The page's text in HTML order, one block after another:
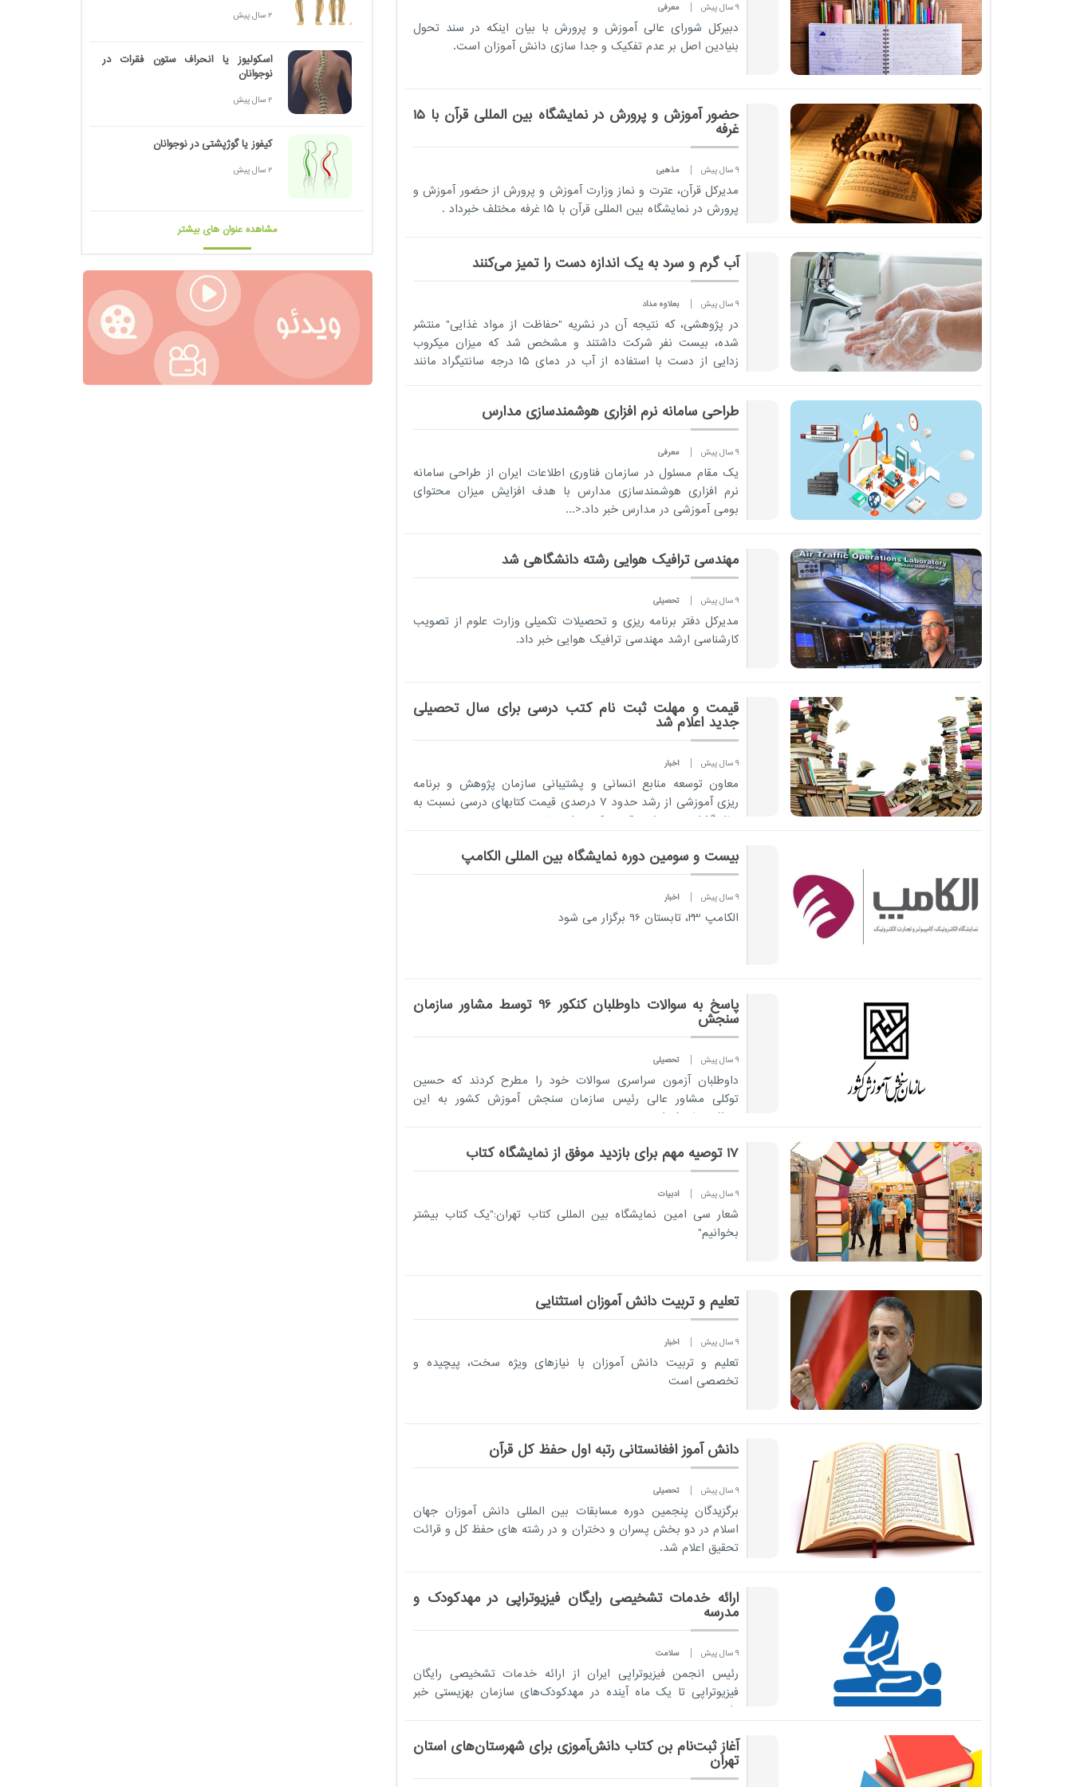
9 سال پیش معرفی
دبیركل شورای عالی آموزش و پرورش با بیان اینكه در سند تحول
بنیادین اصل بر عدم تفكیک و جدا سازی دانش آموزان است.
حضور آموزش و پرورش در نمايشگاه بين المللی قرآن با 15
غرفه
9 سال پیش مذهبی
مديركل قرآن، عترت و نماز وزارت آموزش و پرورش از حضور آموزش و
پرورش در نمايشگاه بين المللی قرآن با 15 غرفه مختلف خبرداد .
آب گرم و سرد به یک اندازه دست را تمیز می‌کنند
9 سال پیش بعلاوه مداد
در پژوهشی، که نتیجه آن در نشریه "حفاظت از مواد غذایی" منتشر
شده، بیست نفر شرکت داشتند و مشخص شد که میزان میکروب
زدایی از دست با استفاده از آب در دمای ١٥ درجه سانتیگراد مانند
طراحی سامانه نرم افزاری هوشمندسازی مدارس
9 سال پیش معرفی
یک مقام مسئول در سازمان فناوری اطلاعات ایران از طراحی سامانه
نرم افزاری هوشمندسازی مدارس با هدف افزایش میزان محتوای
بومی آموزشی در مدارس خبر داد.<...
مهندسی ترافیک هوایی رشته دانشگاهی شد
9 سال پیش تحصیلی
مدیرکل دفتر برنامه ریزی و تحصیلات تکمیلی وزارت علوم از تصویب
کارشناسی ارشد مهندسی ترافیک هوایی خبر داد.
قیمت و مهلت ثبت نام کتب درسی برای سال تحصیلی
جدید اعلام شد
9 سال پیش اخبار
معاون توسعه منابع انسانی و پشتیبانی سازمان پژوهش و برنامه
ریزی آموزشی از رشد حدود 7 درصدی قیمت کتابهای درسی نسبت به
سال گذشته خبر داد و قیمت کتب را به تف...
بیست و سومین دوره نمایشگاه بین المللی الکامپ
9 سال پیش اخبار
الکامپ 23، تابستان 96 برگزار می شود
پاسخ به سوالات داوطلبان کنکور 96 توسط مشاور سازمان
سنجش
9 سال پیش تحصیلی
داوطلبان آزمون سراسری سوالات خود را مطرح کردند که حسین
توکلی مشاور عالی رئیس سازمان سنجش آموزش کشور به این
سوالات پاسخ داد.
17 توصیه مهم برای بازدید موفق از نمایشگاه کتاب
9 سال پیش ادبیات
شعار سی امین نمایشگاه بین المللی کتاب تهران:"یک کتاب بیشتر
بخوانیم"
تعلیم و تربیت دانش آموزان استثنایی
9 سال پیش اخبار
تعلیم و تربیت دانش آموزان با نیازهای ویژه سخت، پیچیده و
تخصصی است
دانش آموز افغانستانی رتبه اول حفظ کل قرآن
9 سال پیش تحصیلی
برگزیدگان پنجمین دوره مسابقات بین المللی دانش آموزان جهان
اسلام در دو بخش پسران و دختران و در رشته های حفظ کل و قرائت
تحقیق اعلام شد.
ارائه خدمات تشخیصی رایگان فیزیوتراپی در مهدکودک و
مدرسه
9 سال پیش سلامت
رئیس انجمن فیزیوتراپی ایران از ارائه خدمات تشخیصی رایگان
فیزیوتراپی تا یک ماه آینده در مهدکودک‌های سازمان بهزیستی خبر
داد.
آغاز ثبت‌نام بن کتاب دانش‌آموزی برای شهرستان‌های استان
تهران
2 سال پیش
اسکولیوز یا انحراف ستون فقرات در
نوجوانان
2 سال پیش
کیفوز یا گوژپشتی در نوجوانان
2 سال پیش
مشاهده عنوان های بیشتر